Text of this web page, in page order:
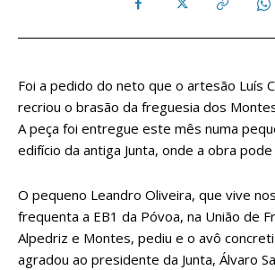
Foi a pedido do neto que o artesão Luís
recriou o brasão da freguesia dos
A peça foi entregue este mês numa
edifício da antiga Junta, onde a obra
O pequeno Leandro Oliveira, que vive
frequenta a EB1 da Póvoa, na União de
Alpedriz e Montes, pediu e o avô
agradou ao presidente da Junta, Álvaro